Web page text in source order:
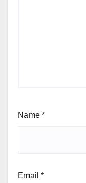
Name *
Email *